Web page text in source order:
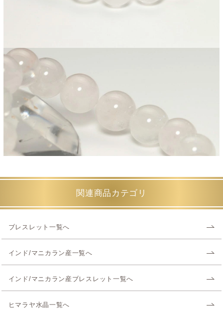
関連商品カテゴリ
ブレスレット一覧へ
インド/マニカラン産一覧へ
インド/マニカラン産ブレスレット一覧へ
ヒマラヤ水晶一覧へ